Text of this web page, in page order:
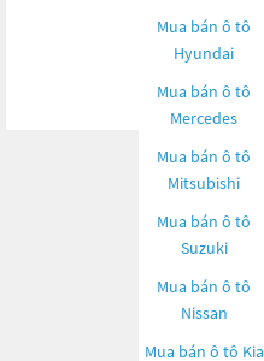
Mua bán ô tô
Hyundai
Mua bán ô tô
Mercedes
Mua bán ô tô
Mitsubishi
Mua bán ô tô
Suzuki
Mua bán ô tô
Nissan
Mua bán ô tô Kia